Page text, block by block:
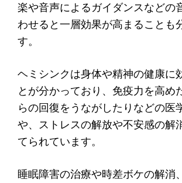
楽や音声によるガイダンスなどの
わせると一層効果が高まることも
す。
ヘミシンクは身体や精神の健康に
とが分かっており、免疫力を高め
らの回復をうながしたりなどの医
や、ストレスの解放や不安感の解
てられています。
睡眠障害の治療や時差ボケの解消